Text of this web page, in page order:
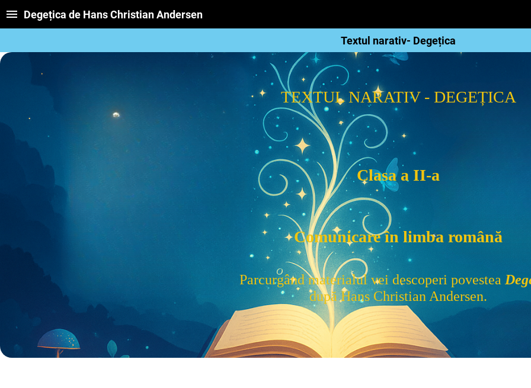
Degețica de Hans Christian Andersen
Textul narativ- Degețica
TEXTUL NARATIV - DEGEȚICA
Clasa a II-a
Comunicare în limba română
Parcurgând materialul vei descoperi povestea
după Hans Christian Andersen.